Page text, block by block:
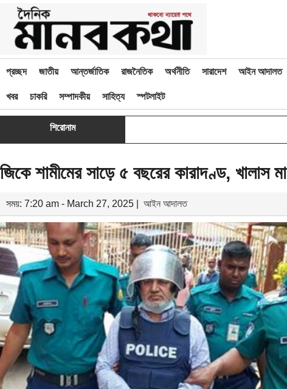
প্রচ্ছদ জাতীয় আন্তর্জাতিক রাজনৈতিক অর্থনীতি সারাদেশ আইন আদালত
খবর চাকরি সম্পাদকীয় সাহিত্য স্পটলাইট
শিরোনাম
জিকে শামীমের সাড়ে ৫ বছরের কারাদণ্ড, খালাস মা
সময়: 7:20 am - March 27, 2025 | আইন আদালত